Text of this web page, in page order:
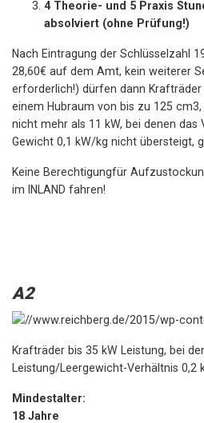
4 Theorie- und 5 Praxis
absolviert (ohne Prüfung!)
Nach Eintragung der Schlüsselzahl
28,60€ auf dem Amt, kein weiterer
erforderlich!) dürfen dann
einem Hubraum von bis zu 125
nicht mehr als 11 kW, bei denen das
Gewicht 0,1 kW/kg nicht übersteigt,
Keine Berechtigungfür
im INLAND fahren!
A2
Krafträder bis 35 kW Leistung, bei
Leistung/Leergewicht-Verhältnis 0,2
Mindestalter:
18 Jahre